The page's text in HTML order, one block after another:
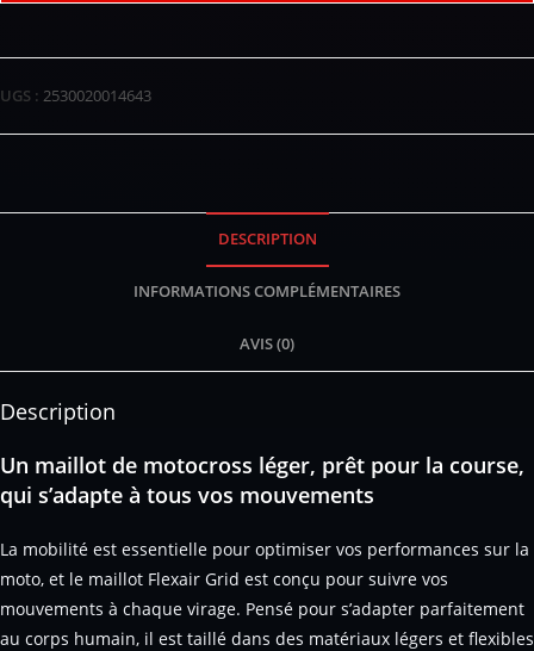
UGS : 2530020014643
DESCRIPTION
INFORMATIONS COMPLÉMENTAIRES
AVIS (0)
Description
Un maillot de motocross léger, prêt pour la course,
qui s’adapte à tous vos mouvements
La mobilité est essentielle pour optimiser vos performances sur la
moto, et le maillot Flexair Grid est conçu pour suivre vos
mouvements à chaque virage. Pensé pour s’adapter parfaitement
au corps humain, il est taillé dans des matériaux légers et flexibles